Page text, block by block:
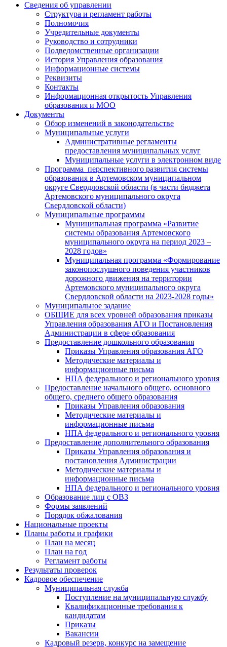
Сведения об управлении
Структура и регламент работы
Полномочия
Учредительные документы
Руководство и сотрудники
Подведомственные организации
История Управления образования
Информационные системы
Реквизиты
Контакты
Информационная открытость Управления
образования и МОО
Документы
Обзор изменений в законодательстве
Муниципальные услуги
Административные регламенты
предоставления муниципальных услуг
Муниципальные услуги в электронном виде
Программа перспективного развития системы
образования в Артемовском муниципальном
округе Свердловской области (в части бюджета
Артемовского муниципального округа
Свердловской области)
Муниципальные программы
Муниципальная программа «Развитие
системы образования Артемовского
муниципального округа на период 2023 –
2028 годов»
Муниципальная программа «Формирование
законопослушного поведения участников
дорожного движения на территории
Артемовского муниципального округа
Свердловской области на 2023-2028 годы»
Муниципальное задание
ОБЩИЕ для всех уровней образования приказы
Управления образования АГО и Постановления
Администрации в сфере образования
Предоставление дошкольного образования
Приказы Управления образования АГО
Методические материалы и
информационные письма
НПА федерального и регионального уровня
Предоставление начального общего, основного
общего, среднего общего образования
Приказы Управления образования
Методические материалы и
информационные письма
НПА федерального и регионального уровня
Предоставление дополнительного образования
Приказы Управления образования и
постановления Администрации
Методические материалы и
информационные письма
НПА федерального и регионального уровня
Образование лиц с ОВЗ
Формы заявлений
Порядок обжалования
Национальные проекты
Планы работы и графики
План на месяц
План на год
Регламент работы
Результаты проверок
Кадровое обеспечение
Муниципальная служба
Поступление на муниципальную службу
Квалификационные требования к
кандидатам
Приказы
Вакансии
Кадровый резерв, конкурс на замещение